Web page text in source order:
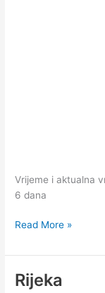
Vrijeme i aktualna
6 dana
Vrijeme
šestodnevna
vremenska
prognoza
Read More »
Rijeka